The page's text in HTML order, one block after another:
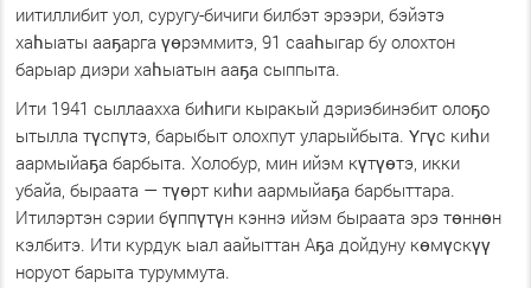
иитиллибит уол, суругу-бичиги билбэт эрээри, бэйэтэ
хаһыаты ааҕарга үөрэммитэ, 91 сааһыгар бу олохтон
барыар диэри хаһыатын ааҕа сыппыта.
Ити 1941 сыллаахха биһиги кыракый дэриэбинэбит олоҕо
ытылла түспүтэ, барыбыт олохпут уларыйбыта. Үгүс киһи
аармыйаҕа барбыта. Холобур, мин ийэм күтүөтэ, икки
убайа, быраата — түөрт киһи аармыйаҕа барбыттара.
Итилэртэн сэрии бүппүтүн кэннэ ийэм быраата эрэ төннөн
кэлбитэ. Ити курдук ыал аайыттан Аҕа дойдуну көмүскүү
норуот барыта туруммута.